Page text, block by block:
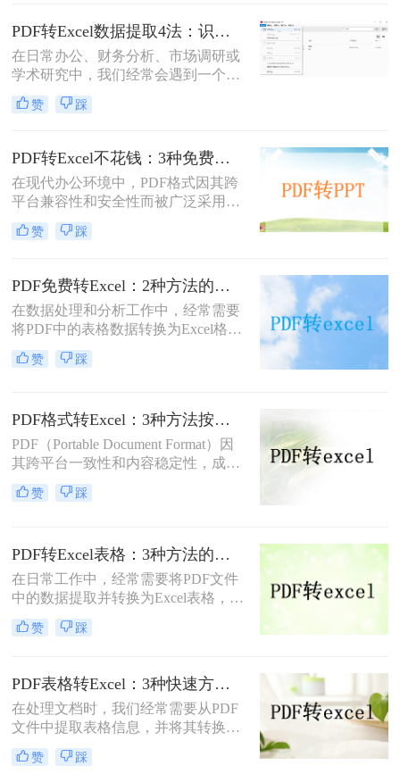
换成Excel文件的方法。
PDF转Excel数据提取4法：识别率从60%到95%，差别在OCR设置！
在日常办公、财务分析、市场调研或
学术研究中，我们经常会遇到一个令
人头疼的问题：急需的数据被“锁”在
PDF格式的文件里。PDF因其出色的
分发的首选，但其不可直接编辑的特
性也成为了数据再利用的最大障碍。
将PDF表格转换为可编辑、可计算的
Excel工作表，从而进行数据分析、图
表制作或进一步处理，是一项至关重
要的技能。
赞 踩
PDF转Excel不花钱：3种免费方案的真实额度和识别效果！
在现代办公环境中，PDF格式因其跨
平台兼容性和安全性而被广泛采用。
然而，当需要对其中的数据进行编辑
或分析时，将其转换为Excel格式就变
excel不收费呢？本文将详细介绍三种
免费且高效的PDF转Excel的方法，帮
助您轻松应对这一需求。
赞 踩
PDF免费转Excel：2种方法的免费额度和扫描件识别效果对比！
在数据处理和分析工作中，经常需要
将PDF中的表格数据转换为Excel格
式，以便进行进一步的编辑、计算和
分析。那么pdf怎么免费转换成excel
任务。
赞 踩
PDF格式转Excel：3种方法按原始文件是纯文本还是扫描件选择！
PDF（Portable Document Format）因
其跨平台一致性和内容稳定性，成为
文件交换和存档的首选。然而，在某
些情况下，我们可能需要将PDF文件
呢？本文将介绍三种将PDF转换成
Excel的方法。
赞 踩
PDF转Excel表格：3种方法的转换速度和表格还原度对比！
在日常工作中，经常需要将PDF文件
中的数据提取并转换为Excel表格，以
便于进一步分析和处理。那么PDF怎
么转换成Excel表格呢？本文将介绍三
到Excel的转换。
赞 踩
PDF表格转Excel：3种快速方法的操作步骤和表格对齐修复技巧！
在处理文档时，我们经常需要从PDF
文件中提取表格信息，并将其转换为
Excel格式以便进一步的数据分析和编
辑。那么pdf的表格怎么转换成excel
赞 踩